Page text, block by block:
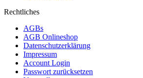
Rechtliches
AGBs
AGB Onlineshop
Datenschutzerklärung
Impressum
Account Login
Passwort zurücksetzen